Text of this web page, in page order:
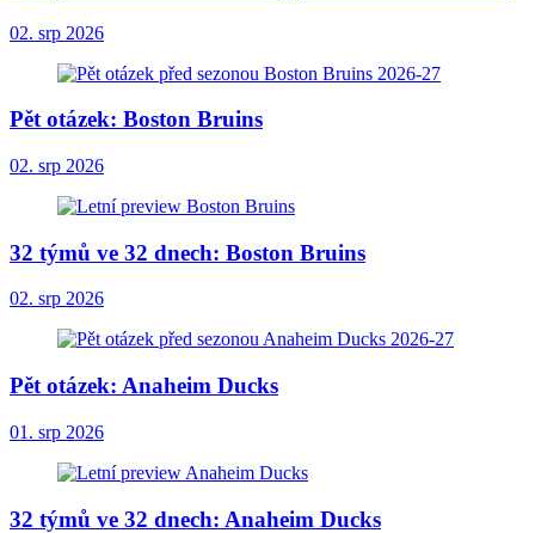
02. srp 2026
Pět otázek: Boston Bruins
02. srp 2026
32 týmů ve 32 dnech: Boston Bruins
02. srp 2026
Pět otázek: Anaheim Ducks
01. srp 2026
32 týmů ve 32 dnech: Anaheim Ducks